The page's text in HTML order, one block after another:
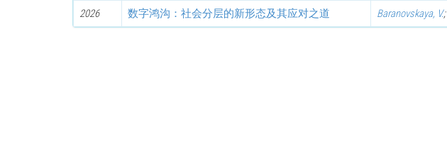
2026 数字鸿沟：社会分层的新形态及其应对之道 Baranovskaya, V.;